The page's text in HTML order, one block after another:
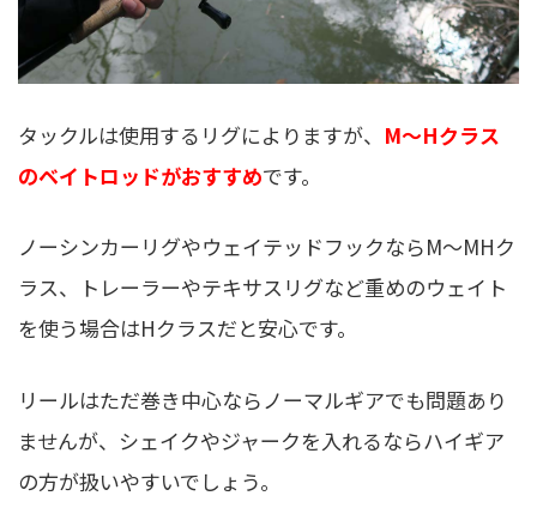
タックルは使用するリグによりますが、 M〜Hクラス
のベイトロッドがおすすめです。
ノーシンカーリグやウェイテッドフックならM〜MHク
ラス、トレーラーやテキサスリグなど重めのウェイト
を使う場合はHクラスだと安心です。
リールはただ巻き中心ならノーマルギアでも問題あり
ませんが、シェイクやジャークを入れるならハイギア
の方が扱いやすいでしょう。